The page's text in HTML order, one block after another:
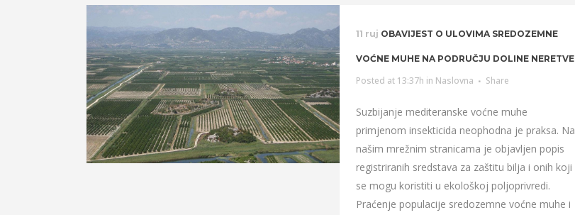
11 ruj OBAVIJEST O ULOVIMA SREDOZEMNE
VOĆNE MUHE NA PODRUČJU DOLINE NERETVE
Posted at 13:37h in Naslovna Share
Suzbijanje mediteranske voćne muhe
primjenom insekticida neophodna je praksa. Na
našim mrežnim stranicama je objavljen popis
registriranih sredstava za zaštitu bilja i onih koji
se mogu koristiti u ekološkoj poljoprivredi.
Praćenje populacije sredozemne voćne muhe i